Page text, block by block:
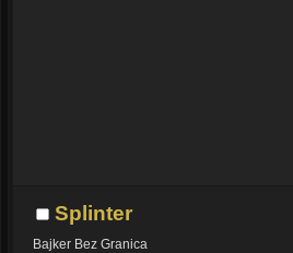
Splinter
Bajker Bez Granica